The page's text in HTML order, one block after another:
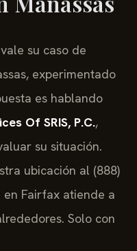
su caso de
experimentado
es hablando
Of SRIS, P.C.,
su situación.
ubicación al (888)
en Fairfax atiende a
Solo con